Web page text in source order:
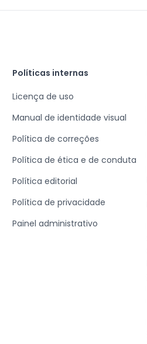
Políticas internas
Licença de uso
Manual de identidade visual
Política de correções
Política de ética e de conduta
Política editorial
Política de privacidade
Painel administrativo